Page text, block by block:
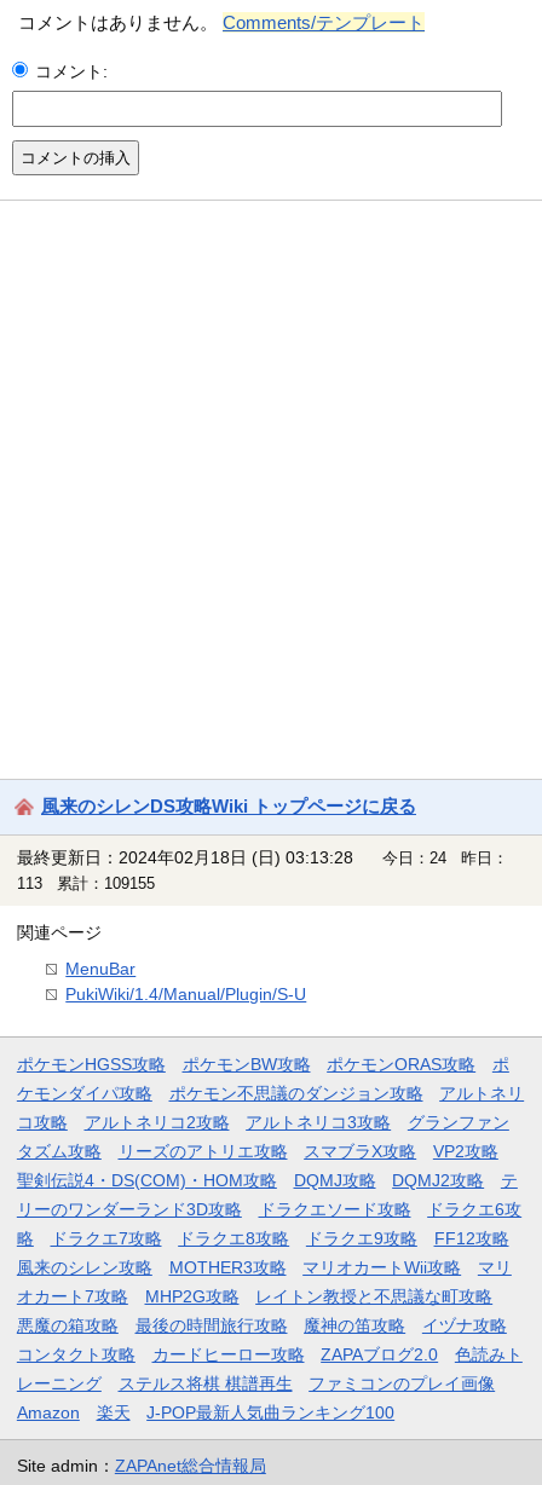
コメントはありません。Comments/テンプレート
コメント:
風来のシレンDS攻略Wiki トップページに戻る
最終更新日：2024年02月18日 (日) 03:13:28
今日：24 昨日：
113 累計：109155
関連ページ
MenuBar
PukiWiki/1.4/Manual/Plugin/S-U
ポケモンHGSS攻略 ポケモンBW攻略 ポケモンORAS攻略
ポ
ケモンダイパ攻略
ポケモン不思議のダンジョン攻略
アルトネリ
コ攻略
アルトネリコ2攻略 アルトネリコ3攻略
グランファン
タズム攻略
リーズのアトリエ攻略 スマブラX攻略
VP2攻略
聖剣伝説4・DS(COM)・HOM攻略
DQMJ攻略 DQMJ2攻略
テ
リーのワンダーランド3D攻略
ドラクエソード攻略
ドラクエ6攻
略
ドラクエ7攻略 ドラクエ8攻略 ドラクエ9攻略
FF12攻略
風来のシレン攻略
MOTHER3攻略 マリオカートWii攻略
マリ
オカート7攻略
MHP2G攻略
レイトン教授と不思議な町攻略
悪魔の箱攻略
最後の時間旅行攻略 魔神の笛攻略
イヅナ攻略
コンタクト攻略
カードヒーロー攻略 ZAPAブログ2.0
色読みト
レーニング
ステルス将棋 棋譜再生
ファミコンのプレイ画像
Amazon
楽天 J-POP最新人気曲ランキング100
Site admin： ZAPAnet総合情報局